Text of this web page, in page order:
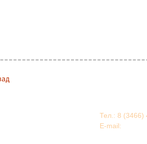
Тел.: 8 (3466)
E-mail: